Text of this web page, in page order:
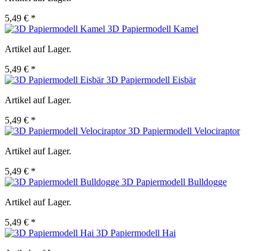
5,49 € *
3D Papiermodell Kamel
Artikel auf Lager.
5,49 € *
3D Papiermodell Eisbär
Artikel auf Lager.
5,49 € *
3D Papiermodell Velociraptor
Artikel auf Lager.
5,49 € *
3D Papiermodell Bulldogge
Artikel auf Lager.
5,49 € *
3D Papiermodell Hai